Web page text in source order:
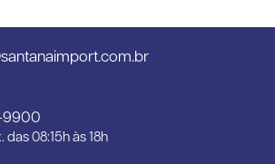
9900
das 08:15h às 18h